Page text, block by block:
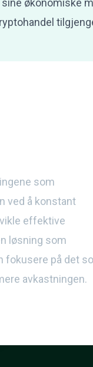
sine økonomiske
som
ved å konstant
effektive
løsning som
fokusere på det
avkastningen.